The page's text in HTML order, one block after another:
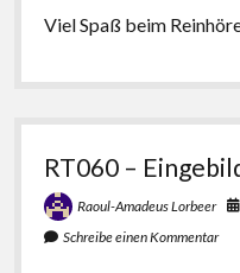
Viel Spaß beim
RT060 –
Raoul-Amadeus Lorbeer
Schreibe einen Kommentar